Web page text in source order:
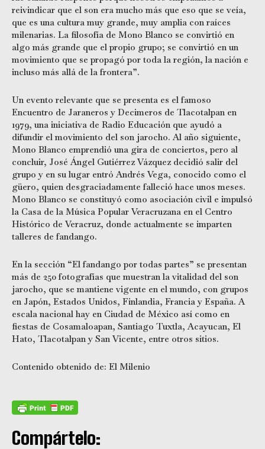
reivindicar que el son era mucho más que eso que se veía,
que es una cultura muy grande, muy amplia con raíces
milenarias. La filosofía de Mono Blanco se convirtió en
algo más grande que el propio grupo; se convirtió en un
movimiento que se propagó por toda la región, la nación e
incluso más allá de la frontera”.
Un evento relevante que se presenta es el famoso
Encuentro de Jaraneros y Decimeros de Tlacotalpan en
1979, una iniciativa de Radio Educación que ayudó a
difundir el movimiento del son jarocho. Al año siguiente,
Mono Blanco emprendió una gira de conciertos, pero al
concluir, José Ángel Gutiérrez Vázquez decidió salir del
grupo y en su lugar entró Andrés Vega, conocido como el
güero, quien desgraciadamente falleció hace unos meses.
Mono Blanco se constituyó como asociación civil e impulsó
la Casa de la Música Popular Veracruzana en el Centro
Histórico de Veracruz, donde actualmente se imparten
talleres de fandango.
En la sección “El fandango por todas partes” se presentan
más de 250 fotografías que muestran la vitalidad del son
jarocho, que se mantiene vigente en el mundo, con grupos
en Japón, Estados Unidos, Finlandia, Francia y España. A
escala nacional hay en Ciudad de México así como en
fiestas de Cosamaloapan, Santiago Tuxtla, Acayucan, El
Hato, Tlacotalpan y San Vicente, entre otros sitios.
Contenido obtenido de: El Milenio
Compártelo: